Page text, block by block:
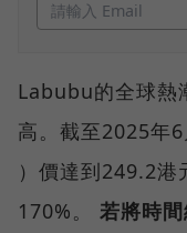
Labubu的全球熱
高。截至2025年
）價達到249.2港
170%。 若將時